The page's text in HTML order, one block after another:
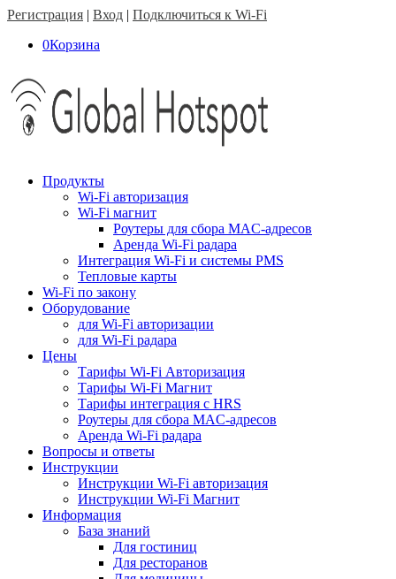
Регистрация | Вход | Подключиться к Wi-Fi
0Корзина
Продукты
Wi-Fi авторизация
Wi-Fi магнит
Роутеры для сбора MAC-адресов
Аренда Wi-Fi радара
Интеграция Wi-Fi и системы PMS
Тепловые карты
Wi-Fi по закону
Оборудование
для Wi-Fi авторизации
для Wi-Fi радара
Цены
Тарифы Wi-Fi Авторизация
Тарифы Wi-Fi Магнит
Тарифы интеграция с HRS
Роутеры для сбора MAC-адресов
Аренда Wi-Fi радара
Вопросы и ответы
Инструкции
Инструкции Wi-Fi авторизация
Инструкции Wi-Fi Магнит
Информация
База знаний
Для гостиниц
Для ресторанов